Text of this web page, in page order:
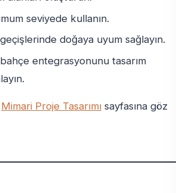
seviyede kullanın.
doğaya uyum sağlayın.
entegrasyonunu tasarım
Mimari Proje Tasarımı sayfasına göz